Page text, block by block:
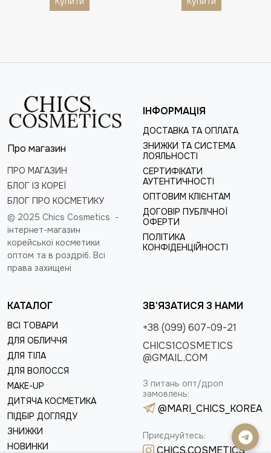
Про магазин
ПРО МАГАЗИН
БЛОГ ІЗ КОРЕЇ
БЛОГ ПРО КОСМЕТИКУ
© 2025 Chics Cosmetics -
інтернет-магазин
корейської косметики
оптом та в роздріб. Всі
права захищені
ІНФОРМАЦІЯ
ДОСТАВКА ТА ОПЛАТА
ЗНИЖКИ ТА СИСТЕМА
ЛОЯЛЬНОСТІ
СЕРТИФІКАТИ
АУТЕНТИЧНОСТІ
ОПТОВИМ КЛІЄНТАМ
ДОГОВІР ПУБЛІЧНОЇ
ОФЕРТИ
ПОЛІТИКА
КОНФІДЕНЦІЙНОСТІ
КАТАЛОГ
ВСІ ТОВАРИ
ДЛЯ ОБЛИЧЧЯ
ДЛЯ ТІЛА
ДЛЯ ВОЛОССЯ
MAKE-UP
ДИТЯЧА КОСМЕТИКА
ПІДБІР ДОГЛЯДУ
ЗНИЖКИ
НОВИНКИ
ЗВ'ЯЗАТИСЯ З НАМИ
+38 (099) 607-09-21
CHICS1COSMETICS
@GMAIL.COM
З питань опт/дроп
замовлень:
@MARI_CHICS_KOREA
Приєднуйтесь:
CHICS.COSMETICS